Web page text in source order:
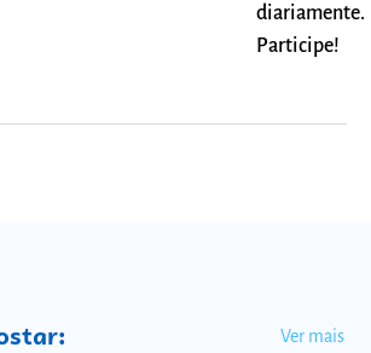
diariamente.
Participe!
Ver mais